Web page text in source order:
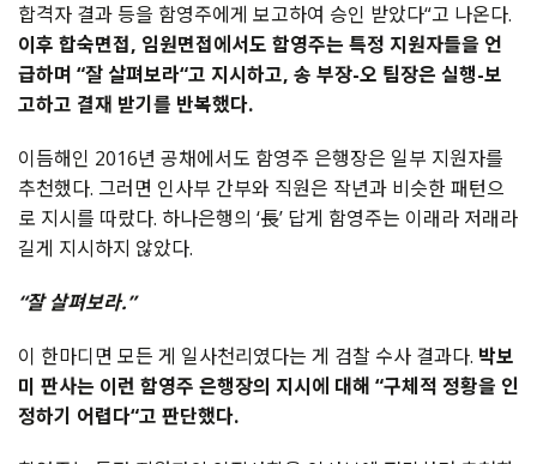
합격자 결과 등을 함영주에게 보고하여 승인 받았다“고 나온다.
이후 합숙면접, 임원면접에서도 함영주는 특정 지원자들을 언
급하며 “잘 살펴보라“고 지시하고, 송 부장-오 팀장은 실행-보
고하고 결재 받기를 반복했다.
이듬해인 2016년 공채에서도 함영주 은행장은 일부 지원자를
추천했다. 그러면 인사부 간부와 직원은 작년과 비슷한 패턴으
로 지시를 따랐다. 하나은행의 ‘長’ 답게 함영주는 이래라 저래라
길게 지시하지 않았다.
“잘 살펴보라.”
이 한마디면 모든 게 일사천리였다는 게 검찰 수사 결과다. 박보
미 판사는 이런 함영주 은행장의 지시에 대해 “구체적 정황을 인
정하기 어렵다“고 판단했다.